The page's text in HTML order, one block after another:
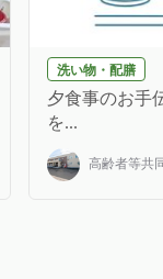
洗い物・配膳
夕食事のお手
を...
高齢者等共